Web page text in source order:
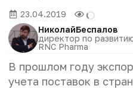
23.04.2019
НиколайБеспалов
директор по
RNC Pharma
В прошлом году
учета поставок в